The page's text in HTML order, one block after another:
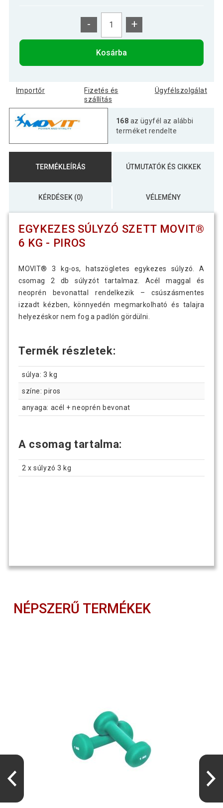
- +
Kosárba
Importőr
Fizetés és
szállítás
Ügyfélszolgálat
168 az ügyfél az alábbi
terméket rendelte
TERMÉKLEÍRÁS ÚTMUTATÓK ÉS CIKKEK
KÉRDÉSEK (0) VÉLEMÉNY
EGYKEZES SÚLYZÓ SZETT MOVIT®
6 KG - PIROS
MOVIT® 3 kg-os, hatszögletes egykezes súlyzó. A
csomag 2 db súlyzót tartalmaz. Acél maggal és
neoprén bevonattal rendelkezik – csúszásmentes
izzadt kézben, könnyedén megmarkolható és talajra
helyezéskor nem fog a padlón gördülni.
Termék részletek:
súlya: 3 kg
színe: piros
anyaga: acél + neoprén bevonat
A csomag tartalma:
2 x súlyzó 3 kg
NÉPSZERŰ TERMÉKEK